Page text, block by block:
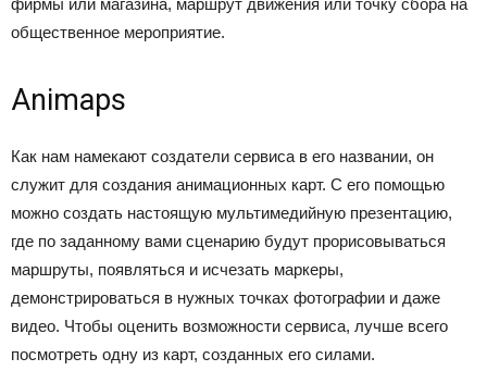
фирмы или магазина, маршрут движения или точку сбора на
общественное мероприятие.
Animaps
Как нам намекают создатели сервиса в его названии, он
служит для создания анимационных карт. С его помощью
можно создать настоящую мультимедийную презентацию,
где по заданному вами сценарию будут прорисовываться
маршруты, появляться и исчезать маркеры,
демонстрироваться в нужных точках фотографии и даже
видео. Чтобы оценить возможности сервиса, лучше всего
посмотреть одну из карт, созданных его силами.